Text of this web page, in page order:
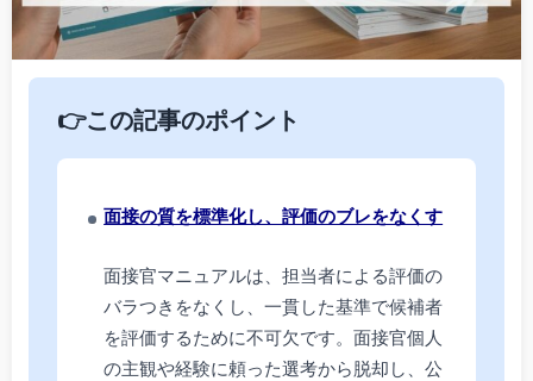
👉この記事のポイント
面接の質を標準化し、評価のブレをなくす
面接官マニュアルは、担当者による評価の
バラつきをなくし、一貫した基準で候補者
を評価するために不可欠です。面接官個人
の主観や経験に頼った選考から脱却し、公